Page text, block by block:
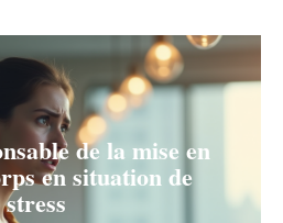
de la mise en
en situation de
stress